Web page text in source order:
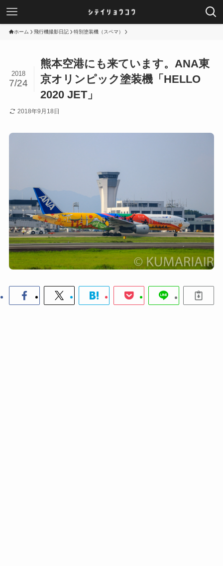
ホーム 飛行機撮影日記 特別塗装機（スペマ）
熊本空港にも来ています。ANA東
京オリンピック塗装機「HELLO
2020 JET」
2018
7/24
2018年9月18日